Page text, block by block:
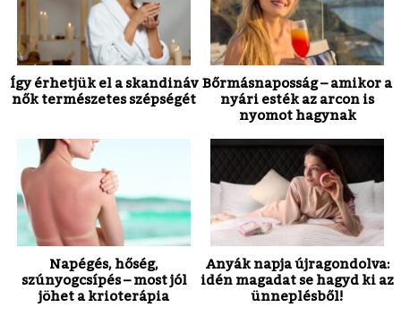
Így érhetjük el a skandináv
nők természetes szépségét
Bőrmásnaposság – amikor a
nyári esték az arcon is
nyomot hagynak
Napégés, hőség,
szúnyogcsípés – most jól
jöhet a krioterápia
Anyák napja újragondolva:
idén magadat se hagyd ki az
ünneplésből!